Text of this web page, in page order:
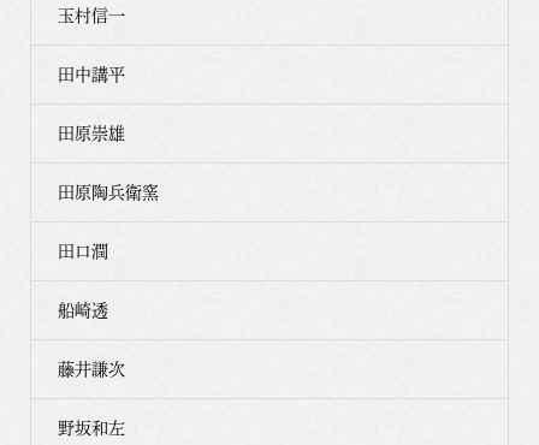
玉村信一
田中講平
田原崇雄
田原陶兵衛窯
田口潤
船崎透
藤井謙次
野坂和左